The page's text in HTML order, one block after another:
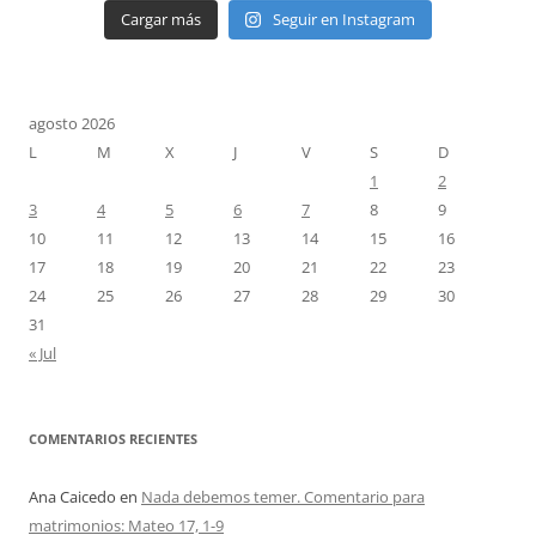
Cargar más Seguir en Instagram
agosto 2026
L
M X J V S
D
1
2
3
4 5 6 7 8
9
10
11 12 13 14 15
16
17
18 19 20 21 22
23
24
25 26 27 28 29
30
31
« Jul
COMENTARIOS RECIENTES
Ana Caicedo en Nada debemos temer. Comentario para
matrimonios: Mateo 17, 1-9